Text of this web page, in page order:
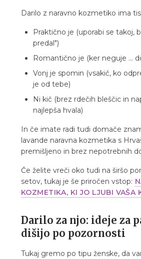
Darilo z naravno kozmetiko ima
Praktično je (uporabi se takoj,
predal")
Romantično je (ker neguje ...
Vonj je spomin (vsakič, ko
je od tebe)
Ni kič (brez rdečih bleščic in
najlepša hvala)
In če imate radi tudi domače
lavande naravna kozmetika s
premišljeno in brez nepotrebnih
Če želite vreči oko tudi na širšo
setov, tukaj je še priročen vstop:
KOZMETIKA, KI JO LJUBI VAŠA
Darilo za njo: ideje za
dišijo po pozornosti
Tukaj gremo po tipu ženske, da